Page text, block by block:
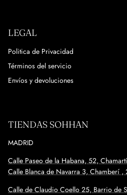
LEGAL
Politica de Privacidad
Términos del servicio
Envíos y devoluciones
TIENDAS SOHHAN
MADRID
Calle Paseo de la Habana, 52,
Calle Blanca de Navarra 3, Chamberí ,
Calle de Claudio Coello 25, Barrio de